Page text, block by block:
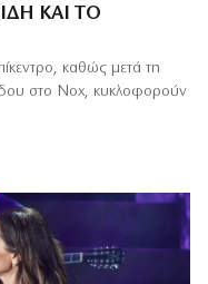
ΚΑΙ ΤΟ
καθώς μετά τη
στο Nox, κυκλοφορούν